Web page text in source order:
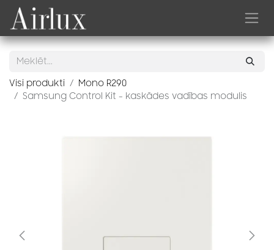
Skip to Content
Visi produkti
Mono R290
Samsung Control Kit - kaskādes vadības modulis